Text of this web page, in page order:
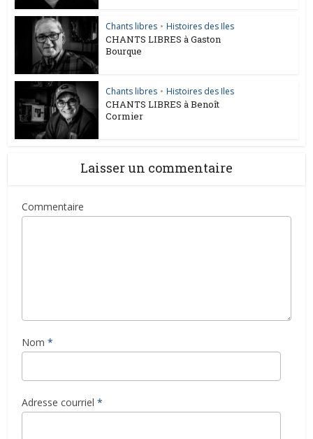
Chants libres • Histoires des Iles
CHANTS LIBRES à Gaston
Bourque
Chants libres • Histoires des Iles
CHANTS LIBRES à Benoît
Cormier
Laisser un commentaire
Commentaire
Nom *
Adresse courriel *